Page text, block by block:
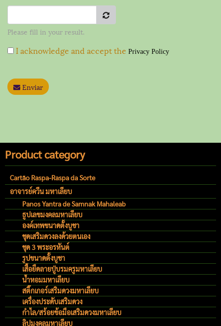
Please fill in your result.
I acknowledge and accept the Privacy Policy
Enviar
Product category
Cartão Raspa-Raspa da Sorte
อาจารย์ควีน มหาเลียบ
Panos Yantra de Samnak Mahaleab
ธูปเลขมงคลมหาเลียบ
องค์เทพขนาดตั้งบูชา
ชุดเสริมดวงลงด้วยตนเอง
ชุด 3 พระอรหันต์
รูปขนาดตั้งบูชา
เสื้อยืดลายปู่บรมครูมหาเลียบ
น้ำหอมมหาเลียบ
สติ๊กเกอร์เสริมดวงมหาเลียบ
เครื่องประดับเสริมดวง
กำไล/สร้อยข้อมือเสริมดวงมหาเลียบ
ลิปมงคลมหาเลียบ